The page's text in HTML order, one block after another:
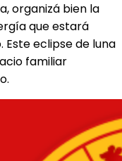
organizá bien la
que estará
Este eclipse de luna
familiar